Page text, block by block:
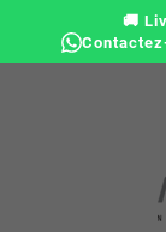
🚚